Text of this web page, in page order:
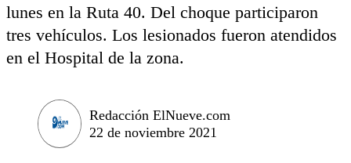
lunes en la Ruta 40. Del choque participaron
tres vehículos. Los lesionados fueron atendidos
en el Hospital de la zona.
Redacción ElNueve.com
22 de noviembre 2021